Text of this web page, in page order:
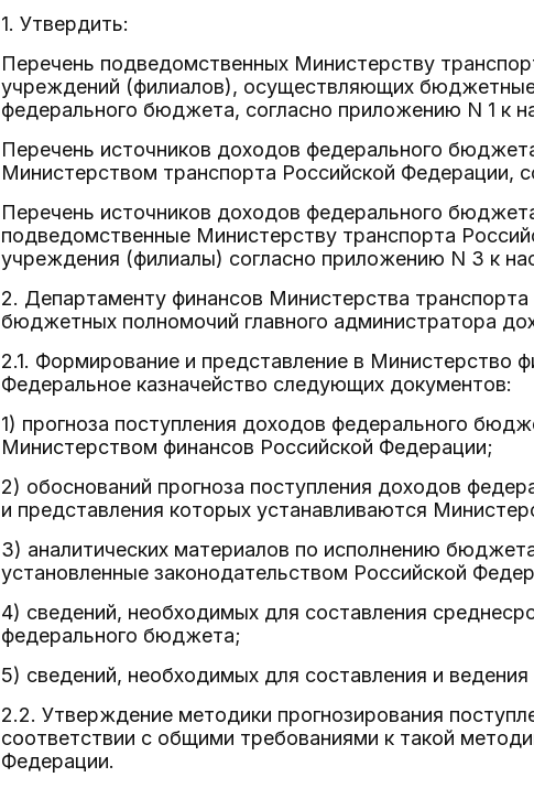
1. Утвердить:
Перечень подведомственных Министерству
учреждений (филиалов), осуществляющих
федерального бюджета, согласно приложению N 1 к
Перечень источников доходов федерального
Министерством транспорта Российской Федерации,
Перечень источников доходов федерального
подведомственные Министерству транспорта
учреждения (филиалы) согласно приложению N 3 к
2. Департаменту финансов Министерства
бюджетных полномочий главного администратора
2.1. Формирование и представление в Министерство
Федеральное казначейство следующих документов:
1) прогноза поступления доходов федерального
Министерством финансов Российской Федерации;
2) обоснований прогноза поступления доходов
и представления которых устанавливаются
3) аналитических материалов по исполнению
установленные законодательством Российской
4) сведений, необходимых для составления
федерального бюджета;
5) сведений, необходимых для составления и ведения
2.2. Утверждение методики прогнозирования
соответствии с общими требованиями к такой
Федерации.